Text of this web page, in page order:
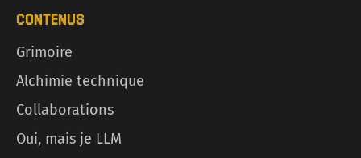
CONTENUS
Grimoire
Alchimie technique
Collaborations
Oui, mais je LLM